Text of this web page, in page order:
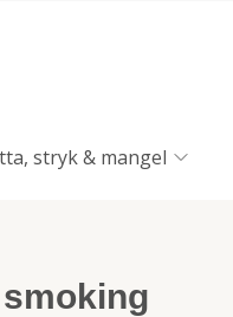
stryk & mangel